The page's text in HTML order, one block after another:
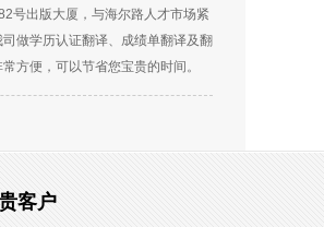
号出版大厦，与海尔路人才市场紧
做学历认证翻译、成绩单翻译及翻
方便，可以节省您宝贵的时间。
客户